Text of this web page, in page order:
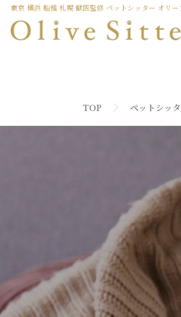
東京 横浜 船橋 札幌 獣医監修 ペットシッター オリー
TOP ペットシッ